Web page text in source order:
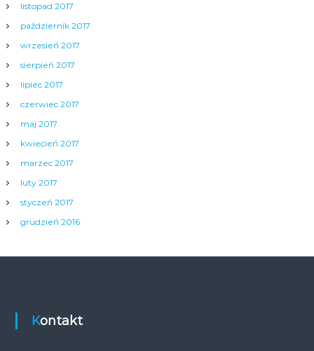
listopad 2017
październik 2017
wrzesień 2017
sierpień 2017
lipiec 2017
czerwiec 2017
maj 2017
kwiecień 2017
marzec 2017
luty 2017
styczeń 2017
grudzień 2016
Kontakt